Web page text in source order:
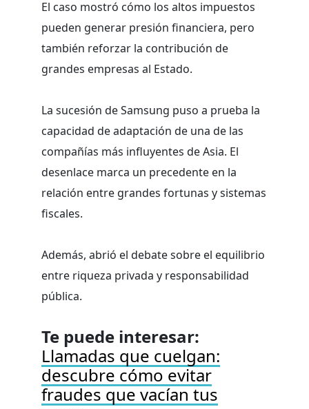
El caso mostró cómo los altos impuestos
pueden generar presión financiera, pero
también reforzar la contribución de
grandes empresas al Estado.
La sucesión de Samsung puso a prueba la
capacidad de adaptación de una de las
compañías más influyentes de Asia. El
desenlace marca un precedente en la
relación entre grandes fortunas y sistemas
fiscales.
Además, abrió el debate sobre el equilibrio
entre riqueza privada y responsabilidad
pública.
Te puede interesar:
Llamadas que cuelgan:
descubre cómo evitar
fraudes que vacían tus